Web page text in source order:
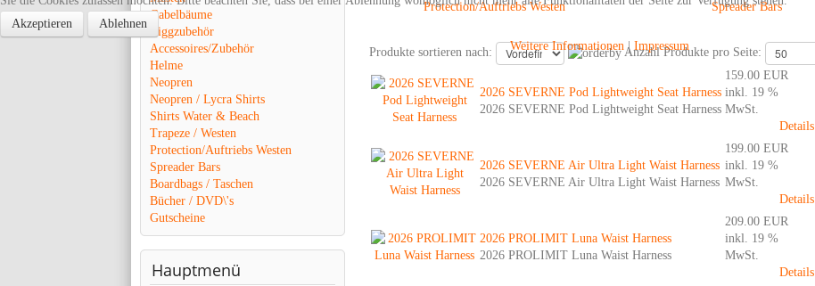
Gabelbäume
Riggzubehör
Accessoires/Zubehör
Helme
Neopren
Neopren / Lycra Shirts
Shirts Water & Beach
Trapeze / Westen
Protection/Auftriebs Westen
Spreader Bars
Boardbags / Taschen
Bücher / DVD\'s
Gutscheine
Hauptmenü
Protection/Auftriebs Westen Spreader Bars
Produkte sortieren nach: Anzahl Produkte pro Seite:
2026 SEVERNE Pod Lightweight Seat Harness
2026 SEVERNE Pod Lightweight Seat Harness
159.00 EUR
inkl. 19 %
MwSt.
Details
2026 SEVERNE Air Ultra Light Waist Harness
2026 SEVERNE Air Ultra Light Waist Harness
199.00 EUR
inkl. 19 %
MwSt.
Details
2026 PROLIMIT Luna Waist Harness
2026 PROLIMIT Luna Waist Harness
209.00 EUR
inkl. 19 %
MwSt.
Details
Akzeptieren
Ablehnen
Weitere Informationen| Impressum